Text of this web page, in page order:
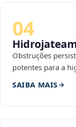
04
Obstruções
potentes para a
SAIBA MAIS